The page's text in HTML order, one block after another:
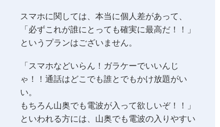
スマホに関しては、本当に個人差があって、
「必ずこれが誰にとっても確実に最高だ！！」
というプランはございません。
「スマホなどいらん！ガラケーでいいんじ
ゃ！！通話はどこでも誰とでもかけ放題がい
い。
もちろん山奥でも電波が入って欲しいぞ！！」
といわれる方には、山奥でも電波の入りやすい